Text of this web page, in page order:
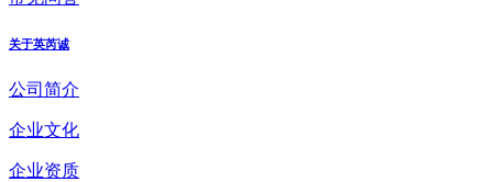
关于英芮诚
公司简介
企业文化
企业资质